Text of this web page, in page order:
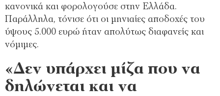
κανονικά και φορολογούσε στην Ελλάδα.
Παράλληλα, τόνισε ότι οι μηνιαίες αποδοχές του
ύψους 5.000 ευρώ ήταν απολύτως διαφανείς και
νόμιμες.
«Δεν υπάρχει μίζα που να
δηλώνεται και να